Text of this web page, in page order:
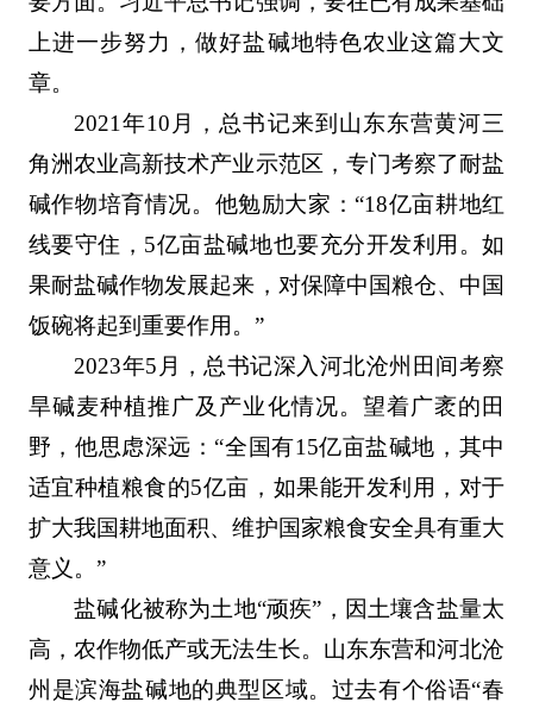
上进一步努力，做好盐碱地特色农业这篇大文
章。
2021年10月，总书记来到山东东营黄河三
角洲农业高新技术产业示范区，专门考察了耐盐
碱作物培育情况。他勉励大家：“18亿亩耕地红
线要守住，5亿亩盐碱地也要充分开发利用。如
果耐盐碱作物发展起来，对保障中国粮仓、中国
饭碗将起到重要作用。”
2023年5月，总书记深入河北沧州田间考察
旱碱麦种植推广及产业化情况。望着广袤的田
野，他思虑深远：“全国有15亿亩盐碱地，其中
适宜种植粮食的5亿亩，如果能开发利用，对于
扩大我国耕地面积、维护国家粮食安全具有重大
意义。”
盐碱化被称为土地“顽疾”，因土壤含盐量太
高，农作物低产或无法生长。山东东营和河北沧
州是滨海盐碱地的典型区域。过去有个俗语“春